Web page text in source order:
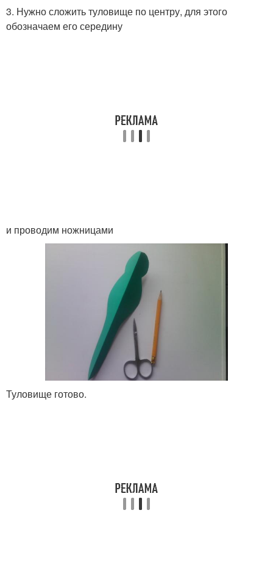
3. Нужно сложить туловище по центру, для этого
обозначаем его середину
и проводим ножницами
Туловище готово.